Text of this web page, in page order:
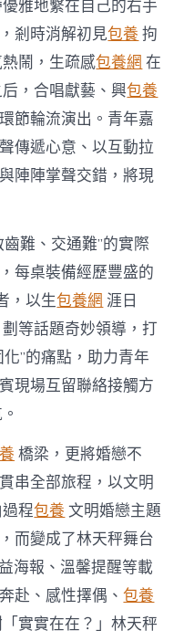
交
平
臺〉
中
雅地繫在自己的右手
剎時消解初見包養 拘
鬧，生疏感包養網 在
，合唱獻藝、興包養
節輪流演出。青年嘉
傳遞心意、以互動拉
陣陣掌聲交錯，將現
難、交通難”的實際
每桌裝備經歷豐盛的
，以生包養網 涯日
劃等話題奇妙領導，打
”的痛點，助力青年
現場互留聯絡接觸方
橋梁，更將婚戀不
串全部旅程，以文明
程包養 文明婚戀主題
而變成了林天秤舞台
海報、溫馨提醒等載
赴、感性擇偶、包養
實實在在？」林天秤